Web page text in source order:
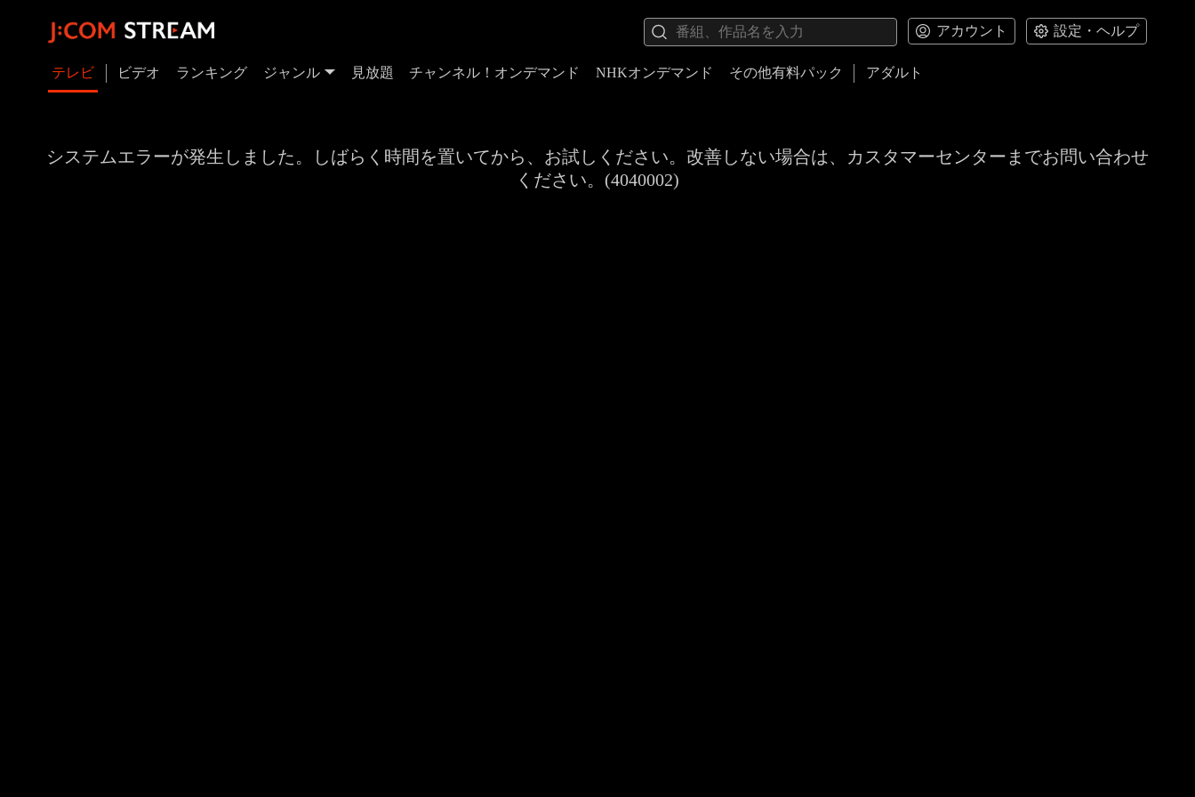
アカウント 設定・ヘルプ
テレビ ビデオ ランキング ジャンル 見放題 チャンネル！オンデマンド NHKオンデマンド その他有料パック アダルト
システムエラーが発生しました。しばらく時間を置いてから、お試しください。改善しない場合は、カスタマーセンターまでお問い合わせ
ください。(4040002)